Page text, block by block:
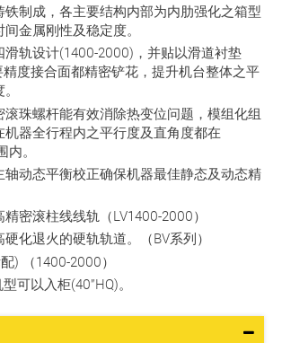
铁制成，各主要结构内部为内肋强化之箱型
金属刚性及稳定度。
滑轨设计(1400-2000)，并贴以滑道衬垫
度接合面都精密铲花，提升机台整体之平
滚珠螺杆能有效消除热变位问题，模组化组
机器全行程内之平行度及直角度都在
。
轴动态平衡校正确保机器最佳静态及动态精
密滚柱线线轨（LV1400-2000）
化退火的硬轨轨道。（BV系列）
) （1400-2000）
可以入柜(40”HQ)。